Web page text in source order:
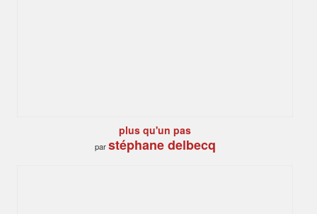
plus qu'un pas
parstéphane delbecq